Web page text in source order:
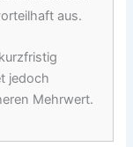
aus.
jedoch
Mehrwert.